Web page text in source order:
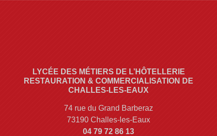
LYCÉE DES MÉTIERS DE L’HÔTELLERIE
RESTAURATION & COMMERCIALISATION DE
CHALLES-LES-EAUX
74 rue du Grand Barberaz
73190 Challes-les-Eaux
04 79 72 86 13